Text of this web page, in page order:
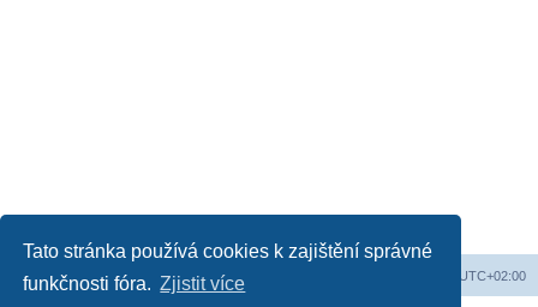
Tato stránka používá cookies k zajištění správné
funkčnosti fóra. Zjistit více
Web Obsah fóra UTC+02:00